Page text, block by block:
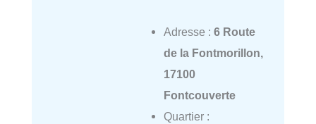
Adresse : 6 Route
de la Fontmorillon,
17100
Fontcouverte
Quartier :